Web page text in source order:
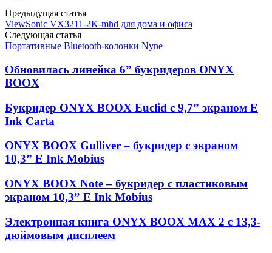
Предыдущая статья
ViewSonic VX3211-2K-mhd для дома и офиса
Следующая статья
Портативные Bluetooth-колонки Nyne
Обновилась линейка 6” букридеров ONYX
BOOX
Букридер ONYX BOOX Euclid с 9,7” экраном E
Ink Carta
ONYX BOOX Gulliver – букридер с экраном
10,3” E Ink Mobius
ONYX BOOX Note – букридер с пластиковым
экраном 10,3” E Ink Mobius
Электронная книга ONYX BOOX MAX 2 с 13,3-
дюймовым дисплеем